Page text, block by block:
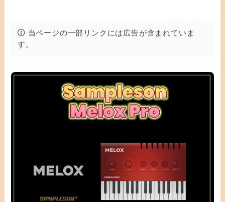
当ページの一部リンクには広告が含まれていま
す。